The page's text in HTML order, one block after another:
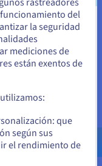
tareas de
masivamente
miles de
dentro de un
lograr un
junto con otros
infraestructura para
gama de
en Estados
deberá buscar
USD - $
del
la seguridad
mediciones de
están exentos de
que
según sus
el rendimiento de